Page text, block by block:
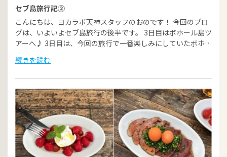
セブ島旅行記②
こんにちは、ヨカラボ天神スタッフのおのです！ 今回のブロ
グは、いよいよセブ島旅行の後半です。 3日目はボホール島ツ
アーへ♪ 3日目は、今回の旅行で一番楽しみにしていたボホ…
続きを読む